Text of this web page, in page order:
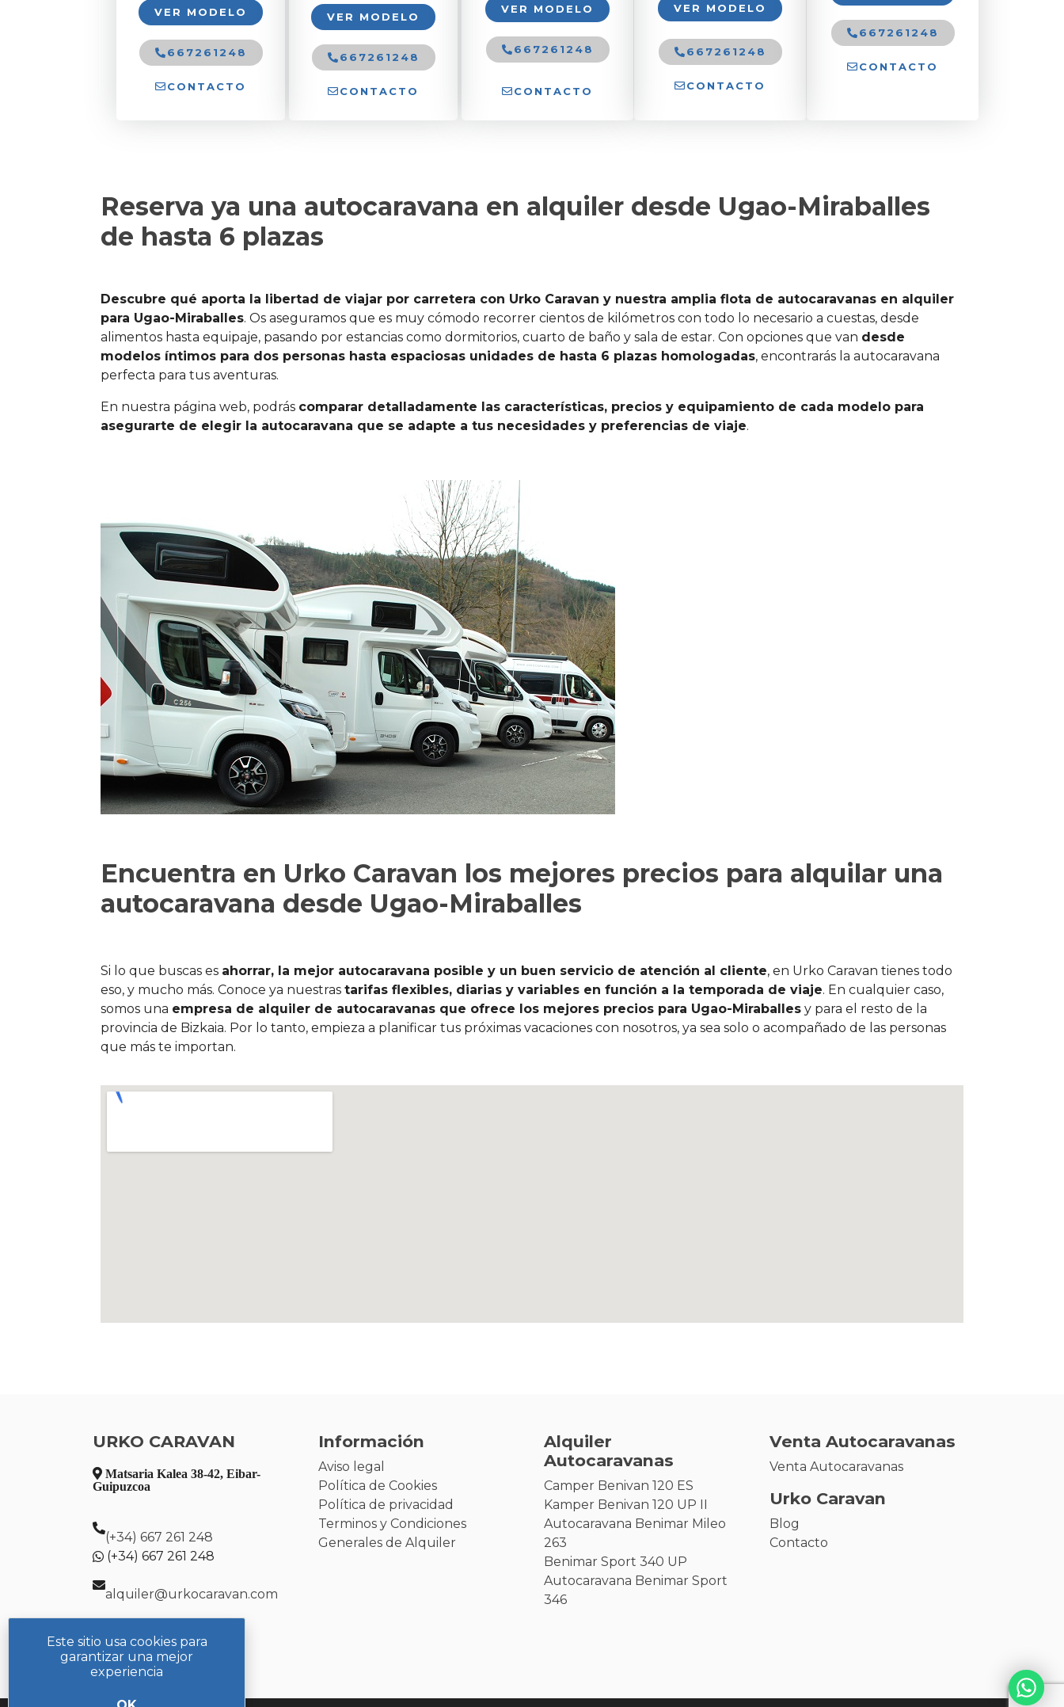
VER MODELO
667261248
CONTACTO
VER MODELO
667261248
CONTACTO
VER MODELO
667261248
CONTACTO
VER MODELO
667261248
CONTACTO
667261248
CONTACTO
Reserva ya una autocaravana en alquiler desde Ugao-Miraballes
de hasta 6 plazas
Descubre qué aporta la libertad de viajar por carretera con Urko Caravan y nuestra amplia flota de autocaravanas en alquiler
para Ugao-Miraballes. Os aseguramos que es muy cómodo recorrer cientos de kilómetros con todo lo necesario a cuestas, desde
alimentos hasta equipaje, pasando por estancias como dormitorios, cuarto de baño y sala de estar. Con opciones que van desde
modelos íntimos para dos personas hasta espaciosas unidades de hasta 6 plazas homologadas, encontrarás la autocaravana
perfecta para tus aventuras.
En nuestra página web, podrás comparar detalladamente las características, precios y equipamiento de cada modelo para
asegurarte de elegir la autocaravana que se adapte a tus necesidades y preferencias de viaje.
Encuentra en Urko Caravan los mejores precios para alquilar una
autocaravana desde Ugao-Miraballes
Si lo que buscas es ahorrar, la mejor autocaravana posible y un buen servicio de atención al cliente, en Urko Caravan tienes todo
eso, y mucho más. Conoce ya nuestras tarifas flexibles, diarias y variables en función a la temporada de viaje. En cualquier caso,
somos una empresa de alquiler de autocaravanas que ofrece los mejores precios para Ugao-Miraballes y para el resto de la
provincia de Bizkaia. Por lo tanto, empieza a planificar tus próximas vacaciones con nosotros, ya sea solo o acompañado de las personas
que más te importan.
URKO CARAVAN
Matsaria Kalea 38-42, Eibar-
Guipuzcoa
(+34) 667 261 248
(+34) 667 261 248
alquiler@urkocaravan.com
Información
Aviso legal
Política de Cookies
Política de privacidad
Terminos y Condiciones
Generales de Alquiler
Alquiler
Autocaravanas
Camper Benivan 120 ES
Kamper Benivan 120 UP II
Autocaravana Benimar Mileo
263
Benimar Sport 340 UP
Autocaravana Benimar Sport
346
Venta Autocaravanas
Venta Autocaravanas
Urko Caravan
Blog
Contacto
Este sitio usa cookies para
garantizar una mejor
experiencia